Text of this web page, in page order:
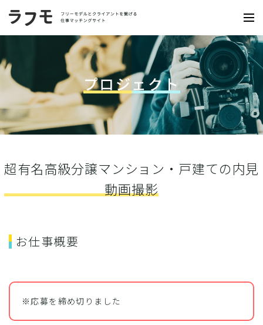
プロジェクト
超有名高級分譲マンション・戸建ての内見
動画撮影
お仕事概要
※応募を締め切りました